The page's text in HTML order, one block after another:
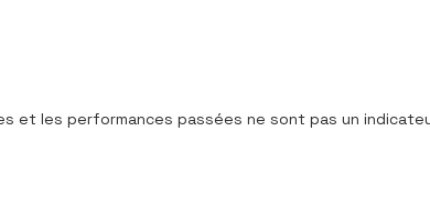
et les performances passées ne sont pas un